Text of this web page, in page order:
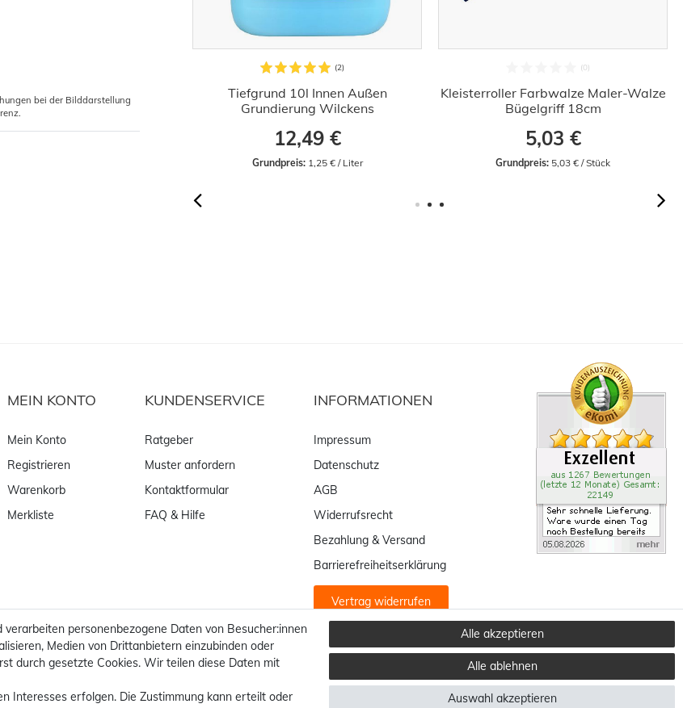
bei der Bilddarstellung
Instant Vlieskleister
Kleister 200g
2,29 €
Tiefgrund 10l Innen Außen
Grundierung Wilckens
12,49 €
Grundpreis: 1,25 € / Liter
Kleisterroller Farbwalze Maler-Walze
Bügelgriff 18cm
5,03 €
Grundpreis: 5,03 € / Stück
MEIN KONTO
Mein Konto
Registrieren
Warenkorb
Merkliste
KUNDENSERVICE
Ratgeber
Muster anfordern
Kontaktformular
FAQ & Hilfe
INFORMATIONEN
Impressum
Datenschutz
AGB
Widerrufsrecht
Bezahlung & Versand
Barrierefreiheitserklärung
Vertrag widerrufen
personenbezogene Daten von Besucher:innen
Medien von Drittanbietern einzubinden oder
durch gesetzte Cookies. Wir teilen diese Daten mit
Interesses erfolgen. Die Zustimmung kann erteilt oder
Alle akzeptieren
Alle ablehnen
Auswahl akzeptieren